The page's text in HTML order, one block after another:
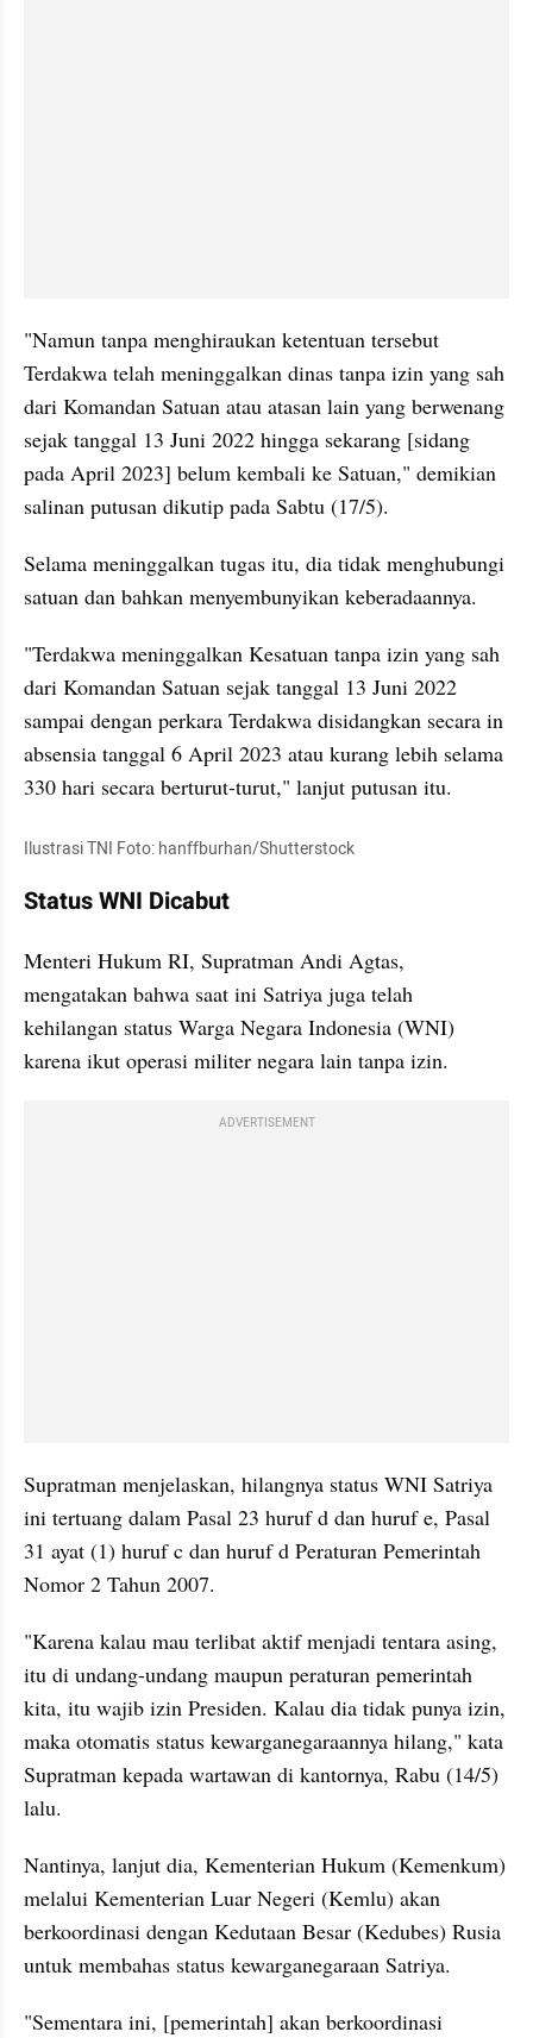
"Namun tanpa menghiraukan ketentuan tersebut
Terdakwa telah meninggalkan dinas tanpa izin yang sah
dari Komandan Satuan atau atasan lain yang berwenang
sejak tanggal 13 Juni 2022 hingga sekarang [sidang
pada April 2023] belum kembali ke Satuan," demikian
salinan putusan dikutip pada Sabtu (17/5).
Selama meninggalkan tugas itu, dia tidak menghubungi
satuan dan bahkan menyembunyikan keberadaannya.
"Terdakwa meninggalkan Kesatuan tanpa izin yang sah
dari Komandan Satuan sejak tanggal 13 Juni 2022
sampai dengan perkara Terdakwa disidangkan secara in
absensia tanggal 6 April 2023 atau kurang lebih selama
330 hari secara berturut-turut," lanjut putusan itu.
Ilustrasi TNI Foto: hanffburhan/Shutterstock
Status WNI Dicabut
Menteri Hukum RI, Supratman Andi Agtas,
mengatakan bahwa saat ini Satriya juga telah
kehilangan status Warga Negara Indonesia (WNI)
karena ikut operasi militer negara lain tanpa izin.
ADVERTISEMENT
Supratman menjelaskan, hilangnya status WNI Satriya
ini tertuang dalam Pasal 23 huruf d dan huruf e, Pasal
31 ayat (1) huruf c dan huruf d Peraturan Pemerintah
Nomor 2 Tahun 2007.
"Karena kalau mau terlibat aktif menjadi tentara asing,
itu di undang-undang maupun peraturan pemerintah
kita, itu wajib izin Presiden. Kalau dia tidak punya izin,
maka otomatis status kewarganegaraannya hilang," kata
Supratman kepada wartawan di kantornya, Rabu (14/5)
lalu.
Nantinya, lanjut dia, Kementerian Hukum (Kemenkum)
melalui Kementerian Luar Negeri (Kemlu) akan
berkoordinasi dengan Kedutaan Besar (Kedubes) Rusia
untuk membahas status kewarganegaraan Satriya.
"Sementara ini, [pemerintah] akan berkoordinasi